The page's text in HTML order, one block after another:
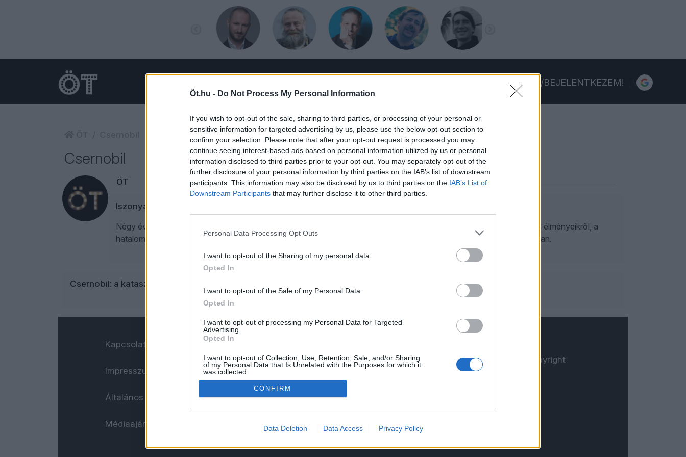
Öt.hu - Do Not Process My Personal Information
If you wish to opt-out of the sale, sharing to third parties, or processing of your personal or
sensitive information for targeted advertising by us, please use the below opt-out section to
confirm your selection. Please note that after your opt-out request is processed you may
continue seeing interest-based ads based on personal information utilized by us or personal
information disclosed to third parties prior to your opt-out. You may separately opt-out of the
further disclosure of your personal information by third parties on the IAB’s list of downstream
participants. This information may also be disclosed by us to third parties on the IAB’s List of
Downstream Participants that may further disclose it to other third parties.
Personal Data Processing Opt Outs
I want to opt-out of the Sharing of my personal data.
Opted In
I want to opt-out of the Sale of my Personal Data.
Opted In
I want to opt-out of processing my Personal Data for Targeted
Advertising.
Opted In
I want to opt-out of Collection, Use, Retention, Sale, and/or Sharing
of my Personal Data that Is Unrelated with the Purposes for which it
was collected.
Opted Out
CONFIRM
Data Deletion Data Access Privacy Policy
FELIRATKOZOM/BEJELENTKEZEM!
Csernobil
ÖT
Iszonyatos erejű leleplezése volt a rendszernek | Csernobil 40. évfordulója a Péter & Gáborban
Négy évtizede történt a csernobili atomkatasztrófa. Karafiáth Orsolya Konok Péterrel és Balogh Gáborral személyes élményeikről, a
hatalom természetéről, a következmények nélküliségről és a tragédia társadalmi feldolgozásáról beszélget a műsorban.
Csernobil: a katasztrófa, amely leleplezte a rendszert - Péter & Gábor
Kapcsolat
Impresszum
Általános adatkezelési tájékoztató
Médiaajánlat
© Copyright